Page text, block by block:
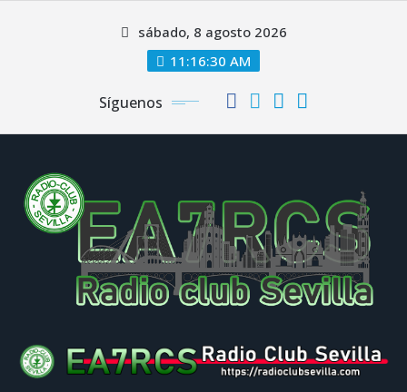
sábado, 8 agosto 2026
11:16:31 AM
Síguenos